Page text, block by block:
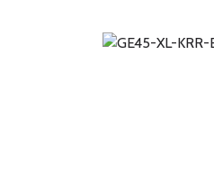
Bildergalerie überspringen